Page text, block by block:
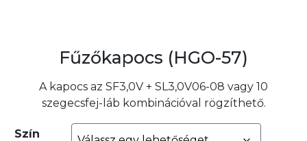
Fűzőkapocs (HGO-57)
A kapocs az SF3,0V + SL3,0V06-08 vagy 10
szegecsfej-láb kombinációval rögzíthető.
Szín